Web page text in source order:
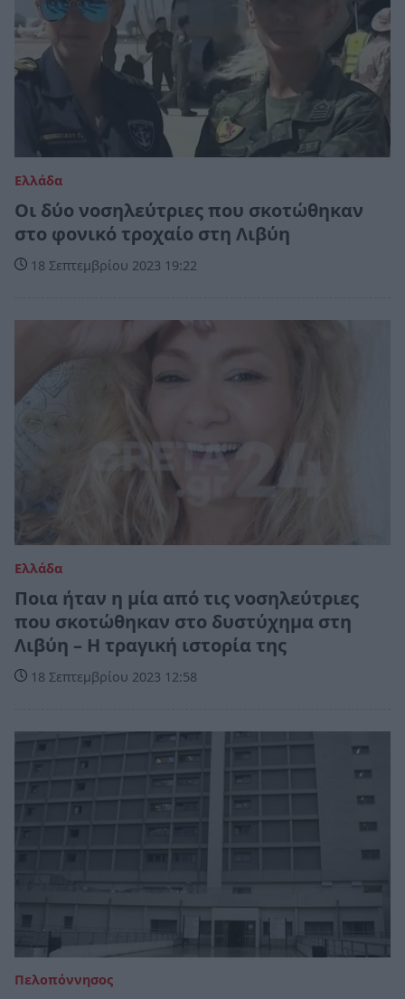
Ελλάδα
Οι δύο νοσηλεύτριες που σκοτώθηκαν
στο φονικό τροχαίο στη Λιβύη
18 Σεπτεμβρίου 2023 19:22
Ελλάδα
Ποια ήταν η μία από τις νοσηλεύτριες
που σκοτώθηκαν στο δυστύχημα στη
Λιβύη – Η τραγική ιστορία της
18 Σεπτεμβρίου 2023 12:58
Πελοπόννησος